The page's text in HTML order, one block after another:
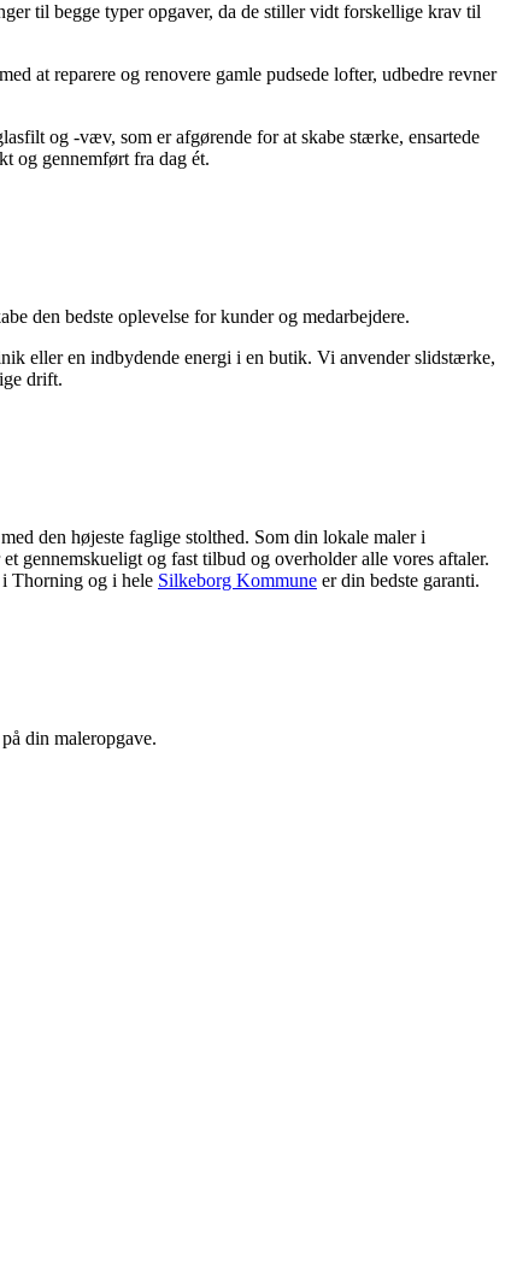
til begge typer opgaver, da de stiller vidt forskellige krav til
at reparere og renovere gamle pudsede lofter, udbedre revner
og -væv, som er afgørende for at skabe stærke, ensartede
og gennemført fra dag ét.
den bedste oplevelse for kunder og medarbejdere.
eller en indbydende energi i en butik. Vi anvender slidstærke,
drift.
den højeste faglige stolthed. Som din lokale maler i
gennemskueligt og fast tilbud og overholder alle vores aftaler.
Thorning og i hele Silkeborg Kommune er din bedste garanti.
din maleropgave.